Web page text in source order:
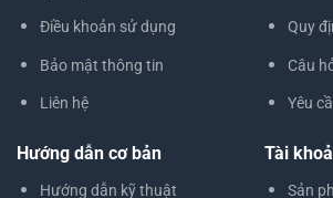
Điều khoản sử dụng
Bảo mật thông tin
Liên hệ
Quy
Câu
Yêu
Hướng dẫn cơ bản
Hướng dẫn kỹ thuật
Tài
Sản